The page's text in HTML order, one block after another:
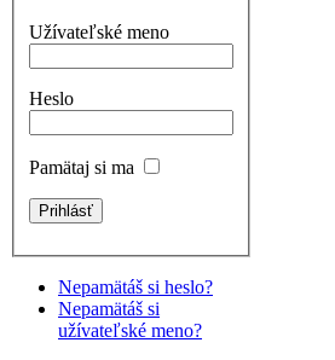
Užívateľské meno
Heslo
Pamätaj si ma
Nepamätáš si heslo?
Nepamätáš si
užívateľské meno?